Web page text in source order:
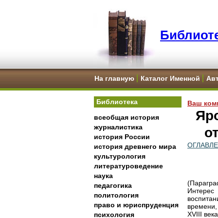
На главную Каталог Именной
Библиотека
всеобщая история
журналистика
история России
история древнего мира
культурология
литературоведение
наука
педагогика
политология
право и юриспруденция
психология
Ваш
XVIII